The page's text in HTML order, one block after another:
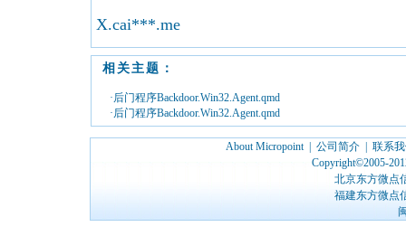
X.cai***.me
相关主题：
·后门程序Backdoor.Win32.Agent.qmd
·后门程序Backdoor.Win32.Agent.qmd
About Micropoint| 公司简介
联系
Copyright©2005-
北京东方微点
福建东方微点